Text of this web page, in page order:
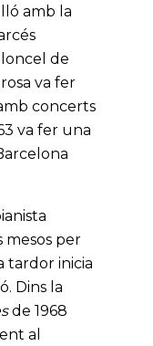
amb la
de
va fer
concerts
va fer una
mesos per
tardor inicia
Dins la
de 1968
al